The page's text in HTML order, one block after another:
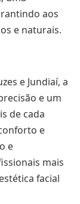
aos
e naturais.
e Jundiaí, a
e um
de cada
e
e
mais
facial